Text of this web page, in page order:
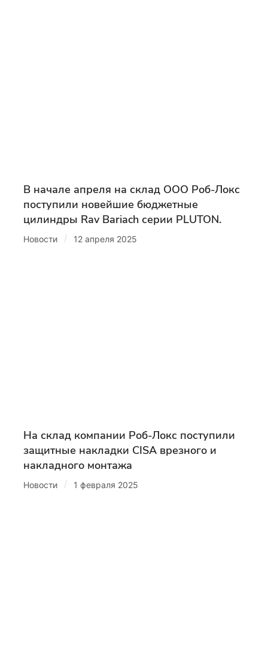
В начале апреля на склад ООО Роб-Локс
поступили новейшие бюджетные
цилиндры Rav Bariach серии PLUTON.
Новости / 12 апреля 2025
На склад компании Роб-Локс поступили
защитные накладки CISA врезного и
накладного монтажа
Новости / 1 февраля 2025